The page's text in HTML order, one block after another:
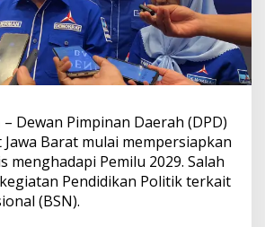
k
– Dewan Pimpinan Daerah (DPD)
Barat mulai mempersiapkan
menghadapi Pemilu 2029. Salah
Pendidikan Politik terkait
(BSN).